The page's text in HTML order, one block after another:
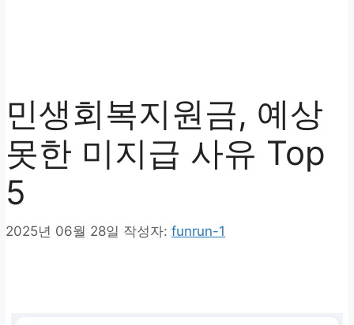
민생회복지원금, 예상
못한 미지급 사유 Top
5
2025년 06월 28일 작성자: funrun-1